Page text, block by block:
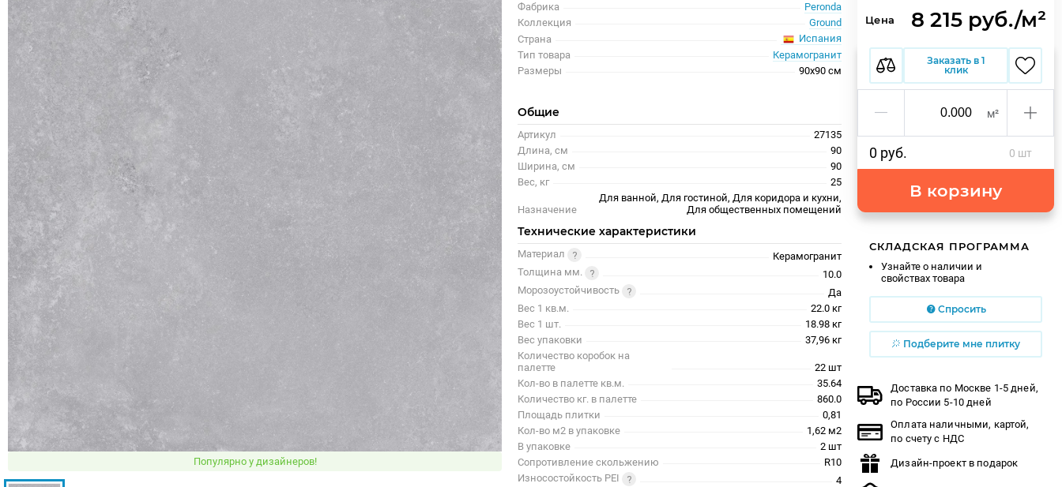
Популярно у дизайнеров!
Фабрика
Peronda
Коллекция
Ground
Страна
Испания
Тип товара
Керамогранит
Размеры
90x90 см
Общие
Артикул
27135
Длина, см
90
Ширина, см
90
Вес, кг
25
Назначение
Для ванной, Для гостиной, Для коридора и кухни,
Для общественных помещений
Технические характеристики
Материал
Керамогранит
Толщина мм.
10.0
Морозоустойчивость
Да
Вес 1 кв.м.
22.0 кг
Вес 1 шт.
18.98 кг
Вес упаковки
37,96 кг
Количество коробок на
палетте
22 шт
Кол-во в палетте кв.м.
35.64
Количество кг. в палетте
860.0
Площадь плитки
0,81
Кол-во м2 в упаковке
1,62 м2
В упаковке
2 шт
Сопротивление скольжению
R10
Износостойкость PEI
4
Цена 8 215 руб./м²
Заказать в 1
клик
м²
0 руб. 0 шт
В корзину
СКЛАДСКАЯ ПРОГРАММА
Узнайте о наличии и
свойствах товара
Спросить
Подберите мне плитку
Доставка по Москве 1-5 дней,
по России 5-10 дней
Оплата наличными, картой,
по счету с НДС
Дизайн-проект в подарок